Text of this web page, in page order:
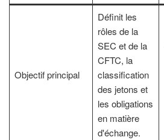
Objectif principal
Définit les
rôles de la
SEC et de la
CFTC, la
classification
des jetons et
les obligations
en matière
d'échange.